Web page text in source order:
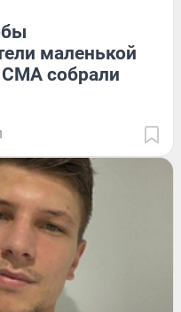
маленькой
собрали